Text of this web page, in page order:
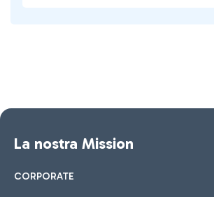
La nostra Mission
CORPORATE